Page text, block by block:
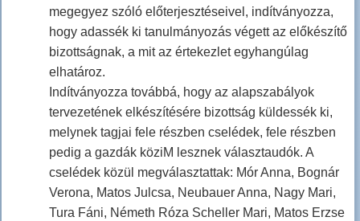
megegyez szóló előterjesztéseivel, indítványozza,
hogy adassék ki tanulmányozás végett az előkészítő
bizottságnak, a mit az értekezlet egyhangúlag
elhatároz.
Indítványozza továbbá, hogy az alapszabályok
tervezetének elkészítésére bizottság küldessék ki,
melynek tagjai fele részben cselédek, fele részben
pedig a gazdák köziM lesznek választaudók. A
cselédek közül megválasztattak: Mór Anna, Bognár
Verona, Matos Julcsa, Neubauer Anna, Nagy Mari,
Tura Fáni, Németh Róza Scheller Mari, Matos Erzse